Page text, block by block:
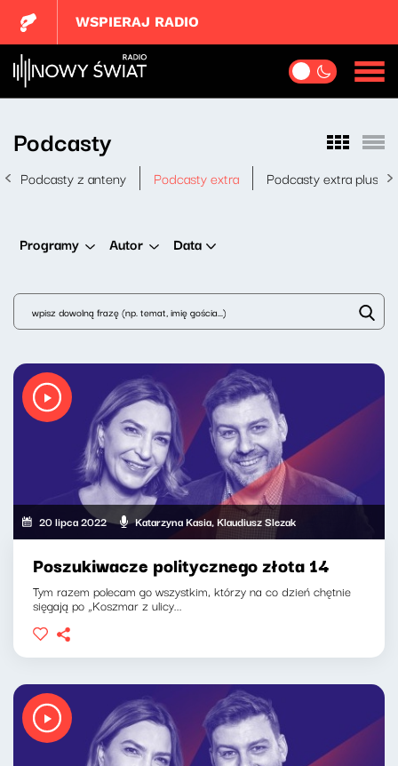
WSPIERAJ RADIO
Podcasty
Podcasty z anteny Podcasty extra Podcasty extra plus
Programy Autor Data
20 lipca 2022 Katarzyna Kasia, Klaudiusz Slezak
Poszukiwacze politycznego złota 14
Tym razem polecam go wszystkim, którzy na co dzień chętnie
sięgają po „Koszmar z ulicy...